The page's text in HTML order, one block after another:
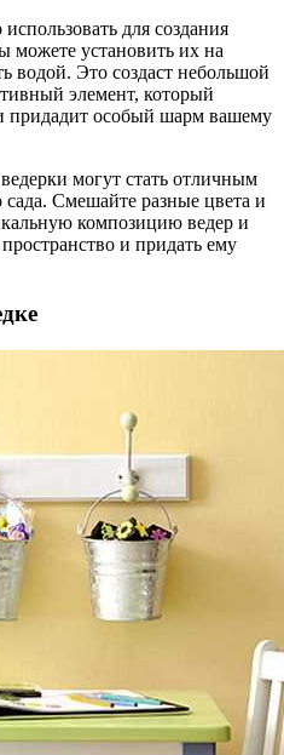
для создания
можете установить их на
водой. Это создаст небольшой
элемент, который
придадит особый шарм вашему
могут стать отличным
Смешайте разные цвета и
композицию ведер и
и придать ему